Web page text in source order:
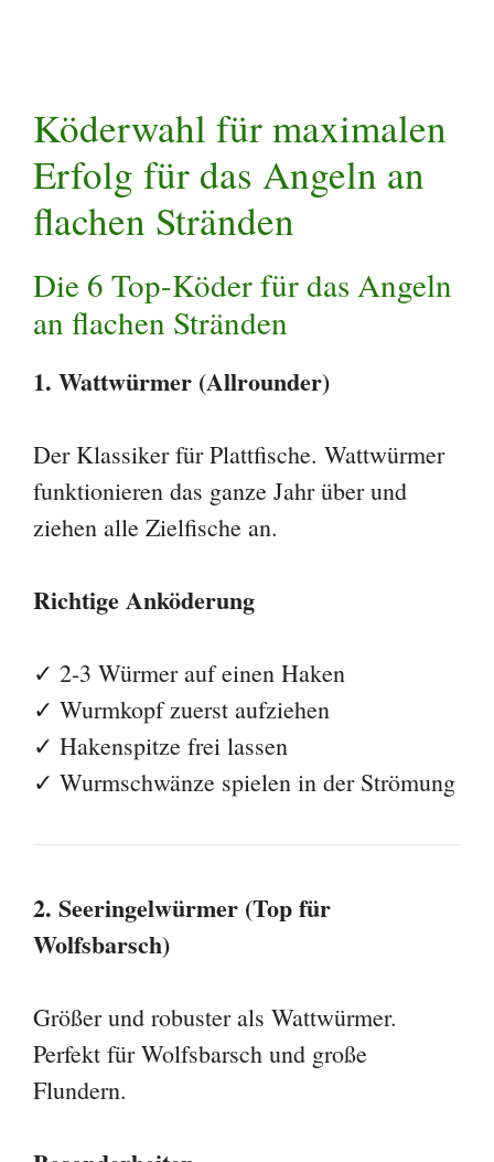
Köderwahl für maximalen
Erfolg für das Angeln an
flachen Stränden
Die 6 Top-Köder für das Angeln
an flachen Stränden
1. Wattwürmer (Allrounder)
Der Klassiker für Plattfische. Wattwürmer
funktionieren das ganze Jahr über und
ziehen alle Zielfische an.
Richtige Anköderung
✓ 2-3 Würmer auf einen Haken
✓ Wurmkopf zuerst aufziehen
✓ Hakenspitze frei lassen
✓ Wurmschwänze spielen in der Strömung
2. Seeringelwürmer (Top für
Wolfsbarsch)
Größer und robuster als Wattwürmer.
Perfekt für Wolfsbarsch und große
Flundern.